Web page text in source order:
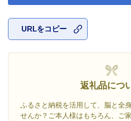
URLをコピー
返礼品につ
ふるさと納税を活用して、脳と全
せんか？ご本人様はもちろん、ご